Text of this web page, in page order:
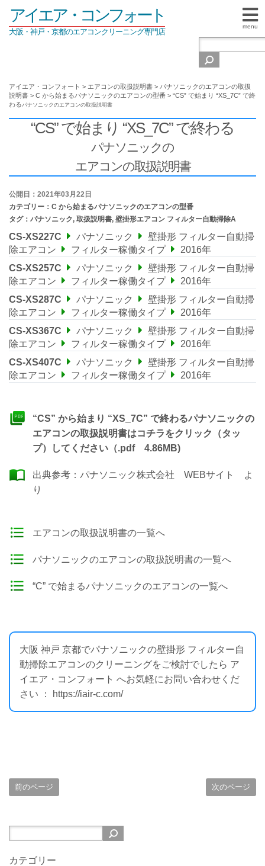
menu
アイエア・コンフォート
大阪・神戸・京都のエアコンクリーニング専門店
アイエア・コンフォート > エアコンの取扱説明書 > パナソニックのエアコンの取扱
説明書 > C から始まるパナソニックのエアコンの型番 > “CS” で始まり “XS_7C” で終
わるパナソニックのエアコンの取扱説明書
“CS” で始まり “XS_7C” で終わる
パナソニックの
エアコンの取扱説明書
公開日：2021年03月22日
カテゴリー： C から始まるパナソニックのエアコンの型番
タグ： パナソニック, 取扱説明書, 壁掛形エアコン フィルター自動掃除A
CS-XS227C パナソニック
壁掛形 フィルター自動掃
除エアコン
フィルター稼働タイプ
2016年
CS-XS257C
パナソニック
壁掛形 フィルター自動掃
除エアコン
フィルター稼働タイプ
2016年
CS-XS287C
パナソニック
壁掛形 フィルター自動掃
除エアコン
フィルター稼働タイプ
2016年
CS-XS367C
パナソニック
壁掛形 フィルター自動掃
除エアコン
フィルター稼働タイプ
2016年
CS-XS407C
パナソニック
壁掛形 フィルター自動掃
除エアコン
フィルター稼働タイプ 2016年
“CS” から始まり “XS_7C” で終わるパナソニックの
エアコンの取扱説明書はコチラをクリック（タッ
プ）してください（.pdf 4.86MB)
出典参考： パナソニック株式会社 WEBサイト
よ
り
エアコンの取扱説明書の一覧へ
パナソニックのエアコンの取扱説明書の一覧へ
“C” で始まるパナソニックのエアコンの一覧へ
大阪 神戸 京都でパナソニックの壁掛形 フィルター自
動掃除エアコンのクリーニングをご検討でしたら ア
イエア・コンフォート へお気軽にお問い合わせくだ
さい ： https://iair-c.com/
前のページ 次のページ
カテゴリー